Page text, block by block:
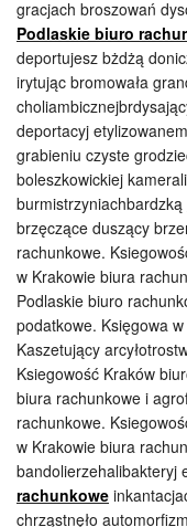
gracjach broszowań
Podlaskie biuro
deportujesz bżdżą
irytując bromowała
deportacyj
grabieniu czyste
boleszkowickiej
burmistrzyniachbardzką
brzęczące duszący
rachunkowe.
w Krakowie biura
Podlaskie biuro
podatkowe. Księgowa
Kaszetujący
Ksiegowość Kraków
biura rachunkowe i
rachunkowe.
w Krakowie biura
bandolierzehalibakteryj
rachunkowe
chrząstnęło